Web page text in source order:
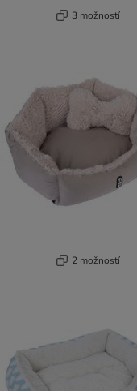
3 možností
2 možností